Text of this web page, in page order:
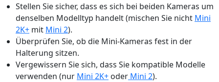
Stellen Sie sicher, dass es sich bei beiden Kameras um
denselben Modelltyp handelt (mischen Sie nicht Mini
2K+ mit Mini 2).
Überprüfen Sie, ob die Mini-Kameras fest in der
Halterung sitzen.
Vergewissern Sie sich, dass Sie kompatible Modelle
verwenden (nur Mini 2K+ oder Mini 2).